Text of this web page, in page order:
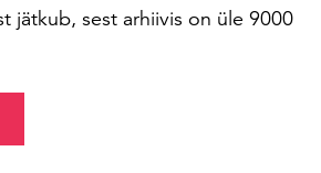
jätkub, sest arhiivis on üle 9000